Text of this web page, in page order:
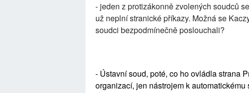
- jeden z protizákonně zvolených soudců
už neplní stranické příkazy. Možná se
soudci bezpodmínečně poslouchali?
- Ústavní soud, poté, co ho ovládla strana
organizací, jen nástrojem k